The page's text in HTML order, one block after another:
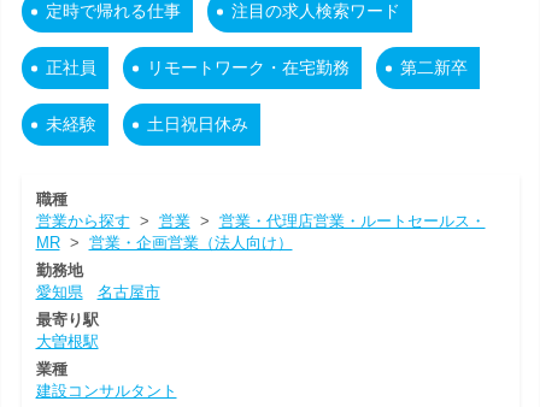
定時で帰れる仕事 注目の求人検索ワード
正社員 リモートワーク・在宅勤務 第二新卒
未経験 土日祝日休み
職種
営業から探す > 営業> 営業・代理店営業・ルートセールス・
MR> 営業・企画営業（法人向け）
勤務地
愛知県
名古屋市
最寄り駅
大曽根駅
業種
建設コンサルタント